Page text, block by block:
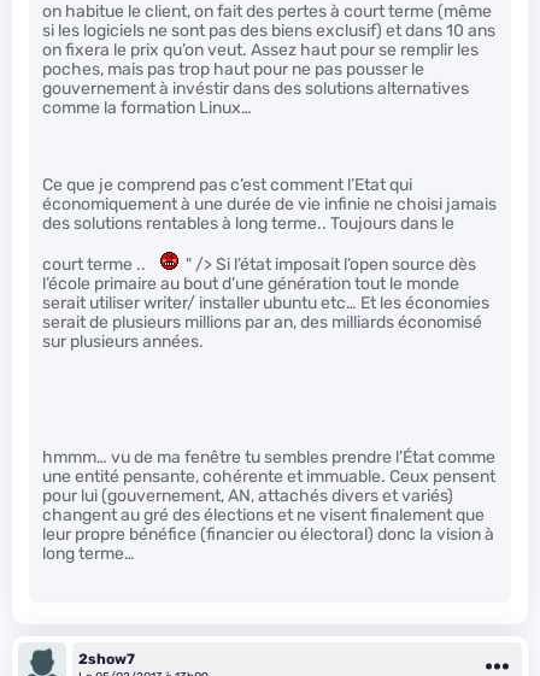
on habitue le client, on fait des pertes à court terme (même
si les logiciels ne sont pas des biens exclusif) et dans 10 ans
on fixera le prix qu’on veut. Assez haut pour se remplir les
poches, mais pas trop haut pour ne pas pousser le
gouvernement à invéstir dans des solutions alternatives
comme la formation Linux…
Ce que je comprend pas c’est comment l’Etat qui
économiquement à une durée de vie infinie ne choisi jamais
des solutions rentables à long terme.. Toujours dans le
court terme ..
" /> Si l’état imposait l’open source dès
l’école primaire au bout d’une génération tout le monde
serait utiliser writer/ installer ubuntu etc… Et les économies
serait de plusieurs millions par an, des milliards économisé
sur plusieurs années.
hmmm… vu de ma fenêtre tu sembles prendre l’État comme
une entité pensante, cohérente et immuable. Ceux pensent
pour lui (gouvernement, AN, attachés divers et variés)
changent au gré des élections et ne visent finalement que
leur propre bénéfice (financier ou électoral) donc la vision à
long terme…
2show7